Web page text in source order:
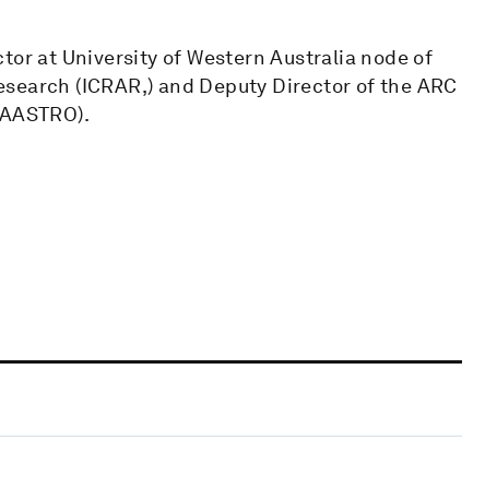
at University of Western Australia node of
(ICRAR,) and Deputy Director of the ARC